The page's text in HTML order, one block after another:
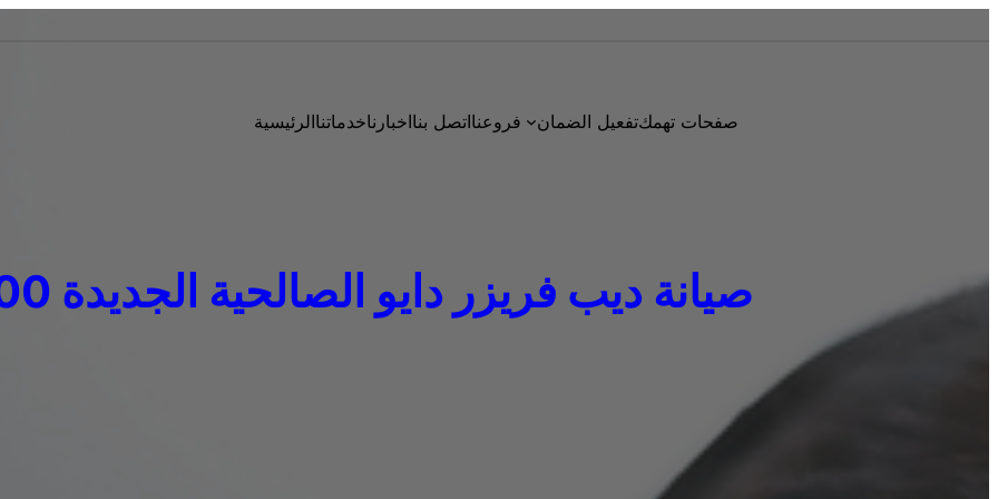
الرئيسيةخدماتنااخبارنااتصل بنافروعنا تفعيل الضمانصفحات تهمك
صيانة ديب فريزر دايو الصالحية الجديدة 01096922100